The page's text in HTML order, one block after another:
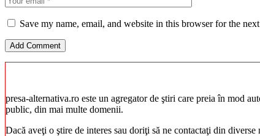
Save my name, email, and website in this browser for the
presa-alternativa.ro este un agregator de ştiri care preia în mod
public, din mai multe domenii.
Dacă aveţi o ştire de interes sau doriţi să ne contactaţi din